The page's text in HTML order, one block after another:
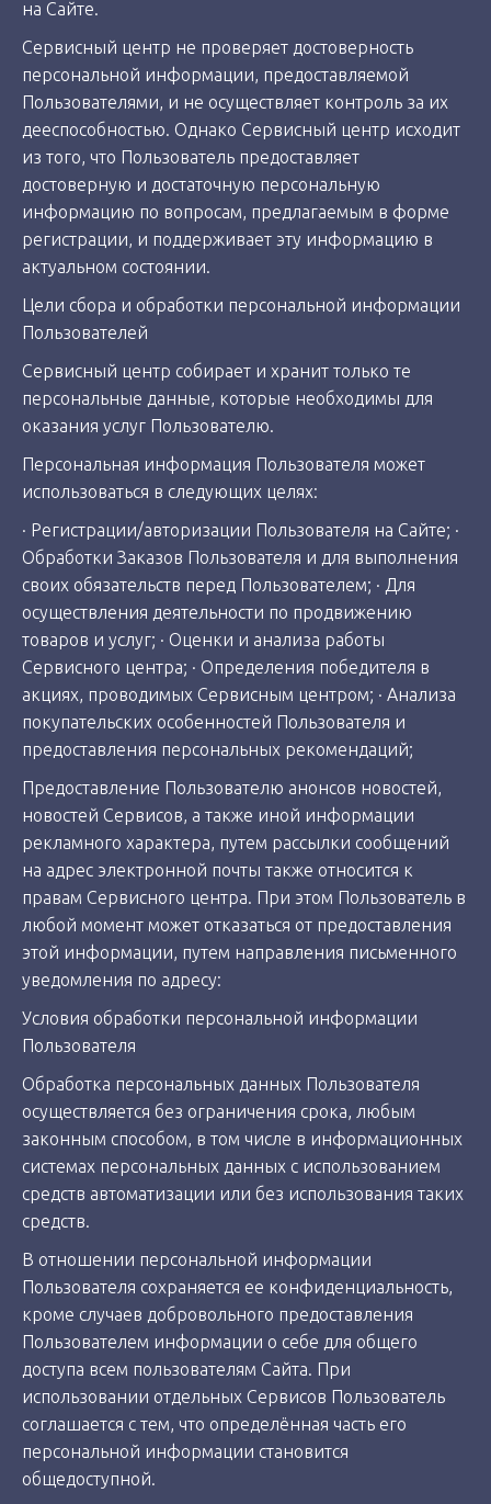
на Сайте.
Сервисный центр не проверяет достоверность
персональной информации, предоставляемой
Пользователями, и не осуществляет контроль за их
дееспособностью. Однако Сервисный центр исходит
из того, что Пользователь предоставляет
достоверную и достаточную персональную
информацию по вопросам, предлагаемым в форме
регистрации, и поддерживает эту информацию в
актуальном состоянии.
Цели сбора и обработки персональной информации
Пользователей
Сервисный центр собирает и хранит только те
персональные данные, которые необходимы для
оказания услуг Пользователю.
Персональная информация Пользователя может
использоваться в следующих целях:
· Регистрации/авторизации Пользователя на Сайте; ·
Обработки Заказов Пользователя и для выполнения
своих обязательств перед Пользователем; · Для
осуществления деятельности по продвижению
товаров и услуг; · Оценки и анализа работы
Сервисного центра; · Определения победителя в
акциях, проводимых Сервисным центром; · Анализа
покупательских особенностей Пользователя и
предоставления персональных рекомендаций;
Предоставление Пользователю анонсов новостей,
новостей Сервисов, а также иной информации
рекламного характера, путем рассылки сообщений
на адрес электронной почты также относится к
правам Сервисного центра. При этом Пользователь в
любой момент может отказаться от предоставления
этой информации, путем направления письменного
уведомления по адресу:
Условия обработки персональной информации
Пользователя
Обработка персональных данных Пользователя
осуществляется без ограничения срока, любым
законным способом, в том числе в информационных
системах персональных данных с использованием
средств автоматизации или без использования таких
средств.
В отношении персональной информации
Пользователя сохраняется ее конфиденциальность,
кроме случаев добровольного предоставления
Пользователем информации о себе для общего
доступа всем пользователям Сайта. При
использовании отдельных Сервисов Пользователь
соглашается с тем, что определённая часть его
персональной информации становится
общедоступной.